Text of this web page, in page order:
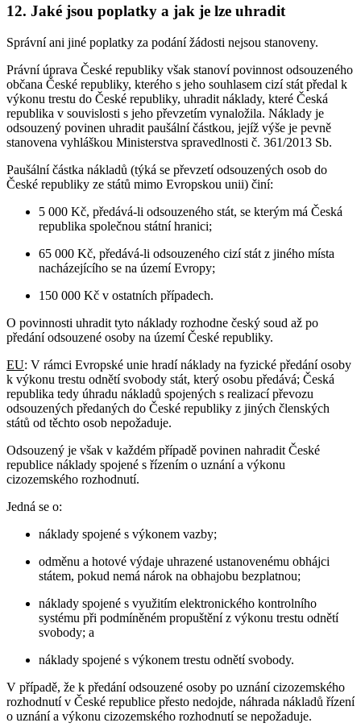
12. Jaké jsou poplatky a jak je lze uhradit
Správní ani jiné poplatky za podání žádosti nejsou stanoveny.
Právní úprava České republiky však stanoví povinnost odsouzeného
občana České republiky, kterého s jeho souhlasem cizí stát předal k
výkonu trestu do České republiky, uhradit náklady, které Česká
republika v souvislosti s jeho převzetím vynaložila. Náklady je
odsouzený povinen uhradit paušální částkou, jejíž výše je pevně
stanovena vyhláškou Ministerstva spravedlnosti č. 361/2013 Sb.
Paušální částka nákladů (týká se převzetí odsouzených osob do
České republiky ze států mimo Evropskou unii) činí:
5 000 Kč, předává-li odsouzeného stát, se kterým má Česká
republika společnou státní hranici;
65 000 Kč, předává-li odsouzeného cizí stát z jiného místa
nacházejícího se na území Evropy;
150 000 Kč v ostatních případech.
O povinnosti uhradit tyto náklady rozhodne český soud až po
předání odsouzené osoby na území České republiky.
EU: V rámci Evropské unie hradí náklady na fyzické předání osoby
k výkonu trestu odnětí svobody stát, který osobu předává; Česká
republika tedy úhradu nákladů spojených s realizací převozu
odsouzených předaných do České republiky z jiných členských
států od těchto osob nepožaduje.
Odsouzený je však v každém případě povinen nahradit České
republice náklady spojené s řízením o uznání a výkonu
cizozemského rozhodnutí.
Jedná se o:
náklady spojené s výkonem vazby;
odměnu a hotové výdaje uhrazené ustanovenému obhájci
státem, pokud nemá nárok na obhajobu bezplatnou;
náklady spojené s využitím elektronického kontrolního
systému při podmíněném propuštění z výkonu trestu odnětí
svobody; a
náklady spojené s výkonem trestu odnětí svobody.
V případě, že k předání odsouzené osoby po uznání cizozemského
rozhodnutí v České republice přesto nedojde, náhrada nákladů řízení
o uznání a výkonu cizozemského rozhodnutí se nepožaduje.